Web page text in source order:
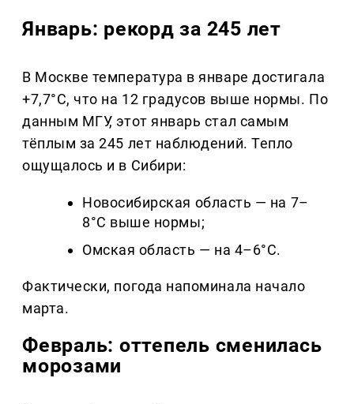
Январь: рекорд за 245 лет
В Москве температура в январе достигала
+7,7°C, что на 12 градусов выше нормы. По
данным МГУ, этот январь стал самым
тёплым за 245 лет наблюдений. Тепло
ощущалось и в Сибири:
Новосибирская область — на 7–
8°C выше нормы;
Омская область — на 4–6°C.
Фактически, погода напоминала начало
марта.
Февраль: оттепель сменилась
морозами